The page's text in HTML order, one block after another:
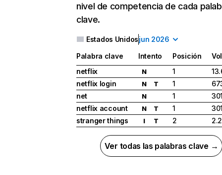
nivel de competencia de cada
clave.
Estados Unidosjun 2026
Palabra clave Intento Posición
netflix
N 1
netflix login
N T 1
net
N 1
netflix account
N T 1
stranger things
I T 2
Ver todas las palabras clave →